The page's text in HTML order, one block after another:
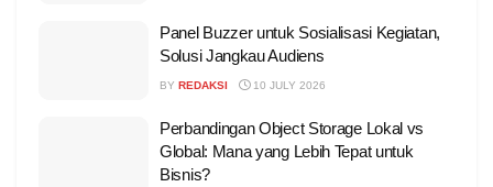
Panel Buzzer untuk Sosialisasi Kegiatan,
Solusi Jangkau Audiens
BY REDAKSI 10 JULY 2026
Perbandingan Object Storage Lokal vs
Global: Mana yang Lebih Tepat untuk
Bisnis?